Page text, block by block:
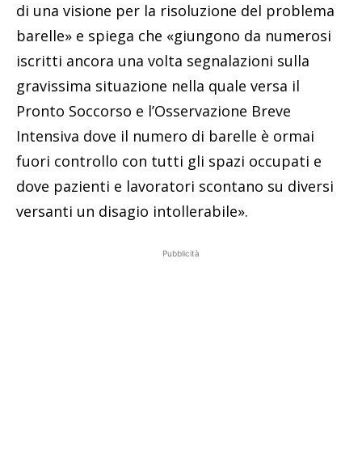
di una visione per la risoluzione del problema
barelle» e spiega che «giungono da numerosi
iscritti ancora una volta segnalazioni sulla
gravissima situazione nella quale versa il
Pronto Soccorso e l’Osservazione Breve
Intensiva dove il numero di barelle è ormai
fuori controllo con tutti gli spazi occupati e
dove pazienti e lavoratori scontano su diversi
versanti un disagio intollerabile».
Pubblicità